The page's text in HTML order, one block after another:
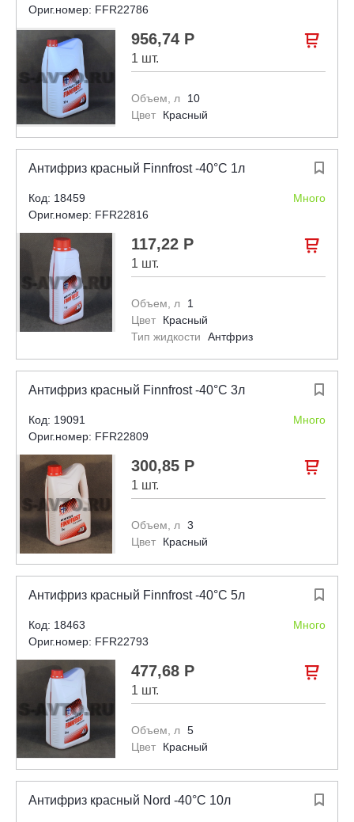
Ориг.номер: FFR22786
956,74 Р
1 шт.

Объем, л
10
Цвет
Красный

Антифриз красный Finnfrost -40°С 1л
Код: 18459
Много
Ориг.номер: FFR22816
117,22 Р
1 шт.

Объем, л
1
Цвет
Красный
Тип жидкости
Антфриз

Антифриз красный Finnfrost -40°С 3л
Код: 19091
Много
Ориг.номер: FFR22809
300,85 Р
1 шт.

Объем, л 3
Цвет
Красный

Антифриз красный Finnfrost -40°С 5л
Код: 18463
Много
Ориг.номер: FFR22793
477,68 Р
1 шт.

Объем, л 5
Цвет
Красный

Антифриз красный Nord -40°С 10л